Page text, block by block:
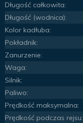
Długość całkowita:
Długość (wodnica):
Kolor kadłuba:
Pokładnik:
Zanurzenie:
Waga:
Silnik:
Paliwo:
Prędkość maksymalna:
Prędkość podczas rejsu: